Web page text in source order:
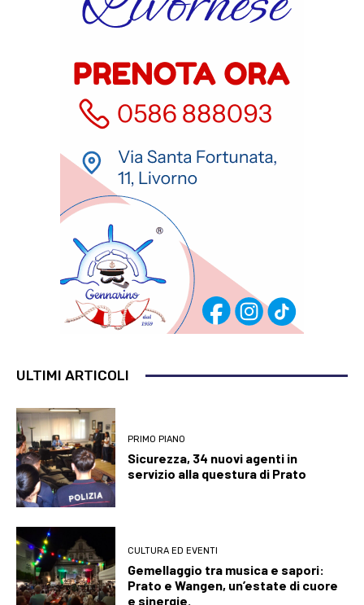
ULTIMI ARTICOLI
PRIMO PIANO
Sicurezza, 34 nuovi agenti in
servizio alla questura di Prato
CULTURA ED EVENTI
Gemellaggio tra musica e sapori:
Prato e Wangen, un’estate di cuore
e sinergie.